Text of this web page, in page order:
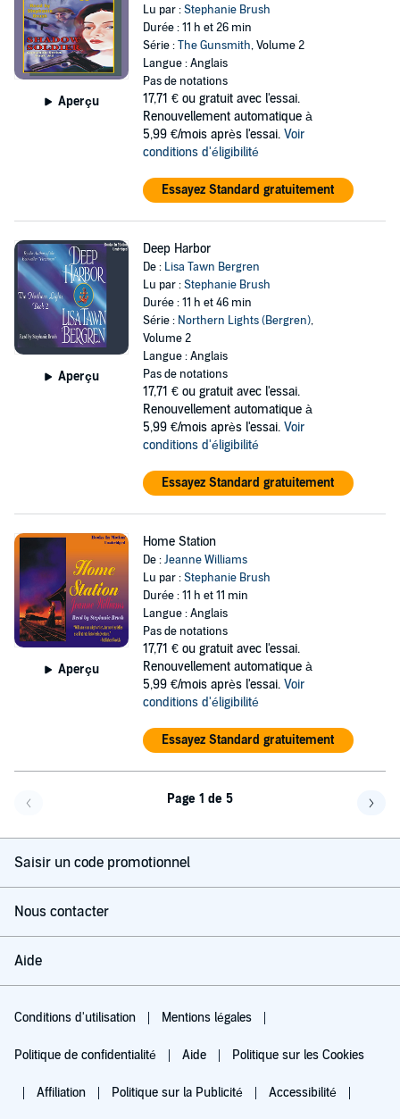
Aperçu
Lu par :Stephanie Brush
Durée : 11 h et 26 min
Série :The Gunsmith, Volume 2
Langue : Anglais
Pas de notations
17,71 € ou gratuit avec l'essai.
Renouvellement automatique à
5,99 €/mois après l'essai. Voir
conditions d'éligibilité
Essayez Standard gratuitement
Aperçu
Deep Harbor
De : Lisa Tawn Bergren
Lu par :Stephanie Brush
Durée : 11 h et 46 min
Série : Northern Lights (Bergren),
Volume 2
Langue : Anglais
Pas de notations
17,71 € ou gratuit avec l'essai.
Renouvellement automatique à
5,99 €/mois après l'essai. Voir
conditions d'éligibilité
Essayez Standard gratuitement
Aperçu
Home Station
De :Jeanne Williams
Lu par :Stephanie Brush
Durée : 11 h et 11 min
Langue : Anglais
Pas de notations
17,71 € ou gratuit avec l'essai.
Renouvellement automatique à
5,99 €/mois après l'essai. Voir
conditions d'éligibilité
Essayez Standard gratuitement
Page 1 de 5
Saisir un code promotionnel
Nous contacter
Aide
Conditions d'utilisation Mentions légales
Politique de confidentialité Aide Politique sur les Cookies
Affiliation Politique sur la Publicité Accessibilité